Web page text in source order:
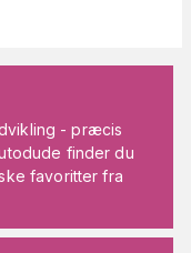
- præcis
finder du
favoritter fra